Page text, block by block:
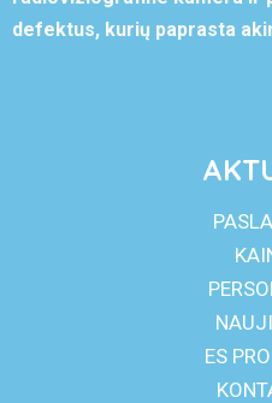
defektus, kurių paprasta
ES